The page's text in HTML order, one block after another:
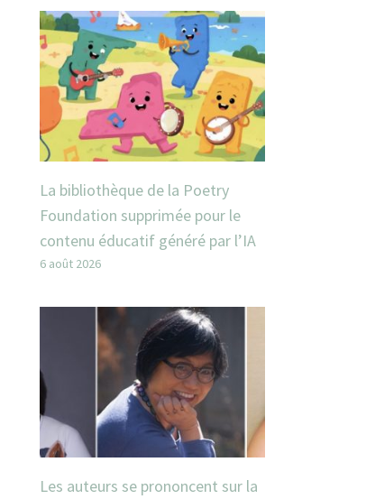
La bibliothèque de la Poetry
Foundation supprimée pour le
contenu éducatif généré par l’IA
6 août 2026
Les auteurs se prononcent sur la